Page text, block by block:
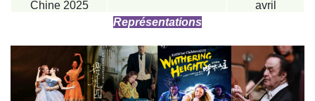
Chine 2025
avril
Représentations